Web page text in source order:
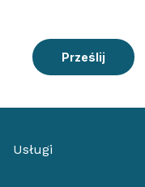
Prześlij
Usługi